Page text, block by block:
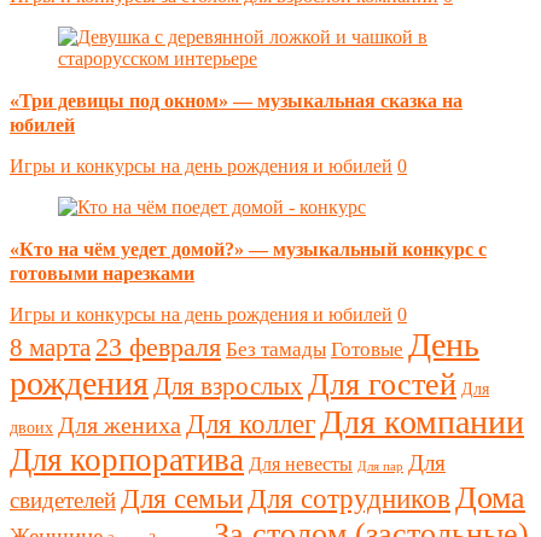
«Три девицы под окном» — музыкальная сказка на
юбилей
Игры и конкурсы на день рождения и юбилей 0
«Кто на чём уедет домой?» — музыкальный конкурс с
готовыми нарезками
Игры и конкурсы на день рождения и юбилей 0
8 марта 23 февраля Без тамады Готовые День
рожденияДля взрослыхДля гостей Для
двоих Для жениха Для коллег Для компании
Для корпоратива Для невесты Для пар
Для
свидетелейДля семьиДля сотрудников Дома